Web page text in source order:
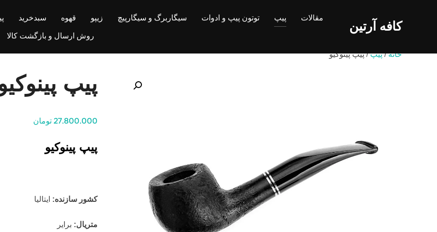
کافه آرتین
مقالات پیپ توتون پیپ و ادوات سیگاربرگ و سیگارپیچ زیپو قهوه سبدخرید
روش ارسال و بازگشت کالا
خانه/پیپ/ پیپ پینوکیو
پیپ
27.800.000 تومان
پیپ پینوکیو
کشور سازنده: ایتالیا
متریال: برایر